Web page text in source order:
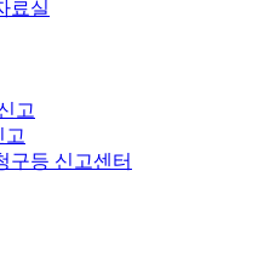
료실
고
고
구등 신고센터